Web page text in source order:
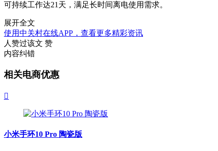
可持续工作达21天，满足长时间离电使用需求。
展开全文
使用中关村在线APP，查看更多精彩资讯
人赞过该文 赞
内容纠错
相关电商优惠

小米手环10 Pro 陶瓷版